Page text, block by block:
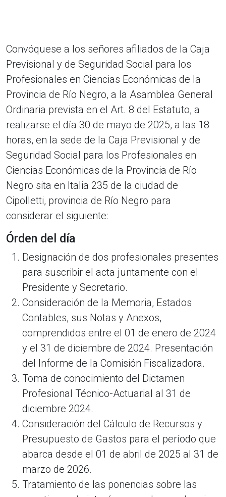
Convóquese a los señores afiliados de la Caja
Previsional y de Seguridad Social para los
Profesionales en Ciencias Económicas de la
Provincia de Río Negro, a la Asamblea General
Ordinaria prevista en el Art. 8 del Estatuto, a
realizarse el día 30 de mayo de 2025, a las 18
horas, en la sede de la Caja Previsional y de
Seguridad Social para los Profesionales en
Ciencias Económicas de la Provincia de Río
Negro sita en Italia 235 de la ciudad de
Cipolletti, provincia de Río Negro para
considerar el siguiente:
Órden del día
Designación de dos profesionales presentes
para suscribir el acta juntamente con el
Presidente y Secretario.
Consideración de la Memoria, Estados
Contables, sus Notas y Anexos,
comprendidos entre el 01 de enero de 2024
y el 31 de diciembre de 2024. Presentación
del Informe de la Comisión Fiscalizadora.
Toma de conocimiento del Dictamen
Profesional Técnico-Actuarial al 31 de
diciembre 2024.
Consideración del Cálculo de Recursos y
Presupuesto de Gastos para el período que
abarca desde el 01 de abril de 2025 al 31 de
marzo de 2026.
Tratamiento de las ponencias sobre las